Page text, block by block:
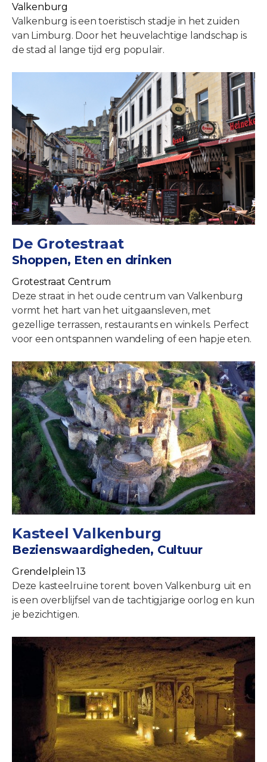
Valkenburg
Valkenburg is een toeristisch stadje in het zuiden
van Limburg. Door het heuvelachtige landschap is
de stad al lange tijd erg populair.
De Grotestraat
Shoppen, Eten en drinken
Grotestraat Centrum
Deze straat in het oude centrum van Valkenburg
vormt het hart van het uitgaansleven, met
gezellige terrassen, restaurants en winkels. Perfect
voor een ontspannen wandeling of een hapje eten.
Kasteel Valkenburg
Bezienswaardigheden, Cultuur
Grendelplein 13
Deze kasteelruïne torent boven Valkenburg uit en
is een overblijfsel van de tachtigjarige oorlog en kun
je bezichtigen.